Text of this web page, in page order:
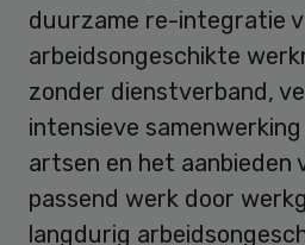
duurzame re-integratie
arbeidsongeschikte
zonder dienstverband,
intensieve
artsen en het aanbieden
passend werk door
langdurig